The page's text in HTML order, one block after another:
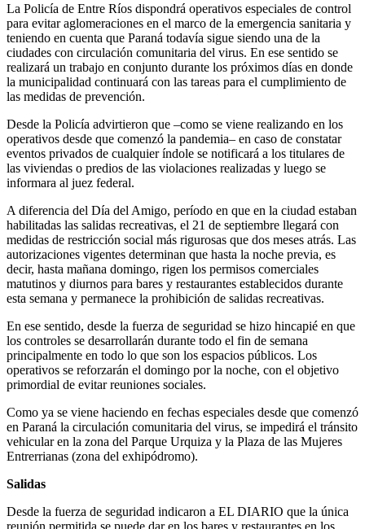
La Policía de Entre Ríos dispondrá operativos especiales de control
para evitar aglomeraciones en el marco de la emergencia sanitaria y
teniendo en cuenta que Paraná todavía sigue siendo una de la
ciudades con circulación comunitaria del virus. En ese sentido se
realizará un trabajo en conjunto durante los próximos días en donde
la municipalidad continuará con las tareas para el cumplimiento de
las medidas de prevención.
Desde la Policía advirtieron que –como se viene realizando en los
operativos desde que comenzó la pandemia– en caso de constatar
eventos privados de cualquier índole se notificará a los titulares de
las viviendas o predios de las violaciones realizadas y luego se
informara al juez federal.
A diferencia del Día del Amigo, período en que en la ciudad estaban
habilitadas las salidas recreativas, el 21 de septiembre llegará con
medidas de restricción social más rigurosas que dos meses atrás. Las
autorizaciones vigentes determinan que hasta la noche previa, es
decir, hasta mañana domingo, rigen los permisos comerciales
matutinos y diurnos para bares y restaurantes establecidos durante
esta semana y permanece la prohibición de salidas recreativas.
En ese sentido, desde la fuerza de seguridad se hizo hincapié en que
los controles se desarrollarán durante todo el fin de semana
principalmente en todo lo que son los espacios públicos. Los
operativos se reforzarán el domingo por la noche, con el objetivo
primordial de evitar reuniones sociales.
Como ya se viene haciendo en fechas especiales desde que comenzó
en Paraná la circulación comunitaria del virus, se impedirá el tránsito
vehicular en la zona del Parque Urquiza y la Plaza de las Mujeres
Entrerrianas (zona del exhipódromo).
Salidas
Desde la fuerza de seguridad indicaron a EL DIARIO que la única
reunión permitida se puede dar en los bares y restaurantes en los